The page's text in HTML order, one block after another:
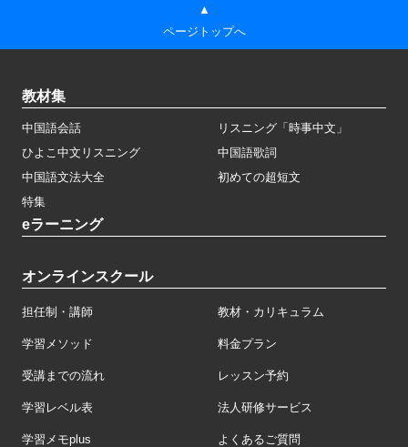
▲
ページトップへ
教材集
中国語会話
リスニング「時事中文」
ひよこ中文リスニング
中国語歌詞
中国語文法大全
初めての超短文
特集
eラーニング
オンラインスクール
担任制・講師 教材・カリキュラム
学習メソッド 料金プラン
受講までの流れ レッスン予約
学習レベル表 法人研修サービス
学習メモplus よくあるご質問